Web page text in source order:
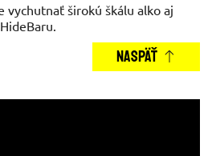
vychutnať širokú škálu alko aj
NASPÄŤ